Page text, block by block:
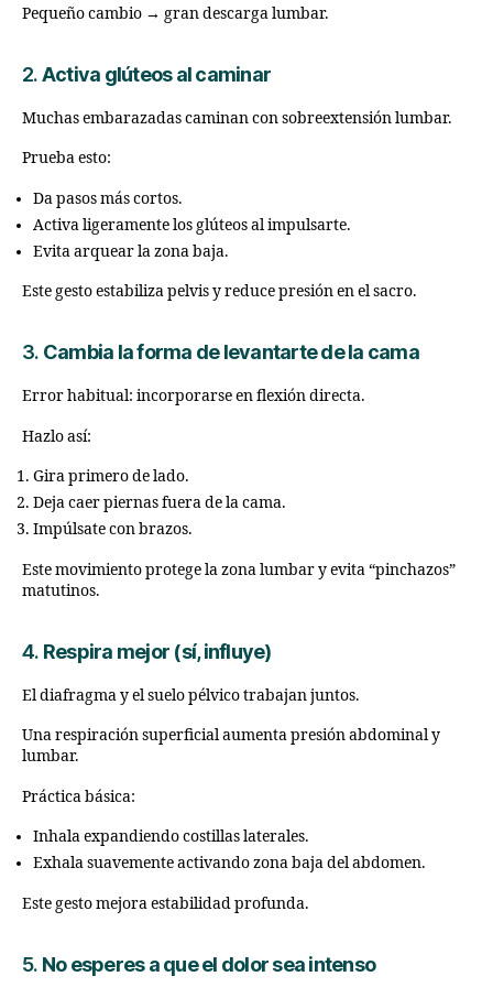
Pequeño cambio → gran descarga lumbar.
2.Activa glúteos al caminar
Muchas embarazadas caminan con sobreextensión lumbar.
Prueba esto:
Da pasos más cortos.
Activa ligeramente los glúteos al impulsarte.
Evita arquear la zona baja.
Este gesto estabiliza pelvis y reduce presión en el sacro.
3. Cambia la forma de levantarte de la cama
Error habitual: incorporarse en flexión directa.
Hazlo así:
Gira primero de lado.
Deja caer piernas fuera de la cama.
Impúlsate con brazos.
Este movimiento protege la zona lumbar y evita “pinchazos”
matutinos.
4. Respira mejor (sí, influye)
El diafragma y el suelo pélvico trabajan juntos.
Una respiración superficial aumenta presión abdominal y
lumbar.
Práctica básica:
Inhala expandiendo costillas laterales.
Exhala suavemente activando zona baja del abdomen.
Este gesto mejora estabilidad profunda.
5. No esperes a que el dolor sea intenso